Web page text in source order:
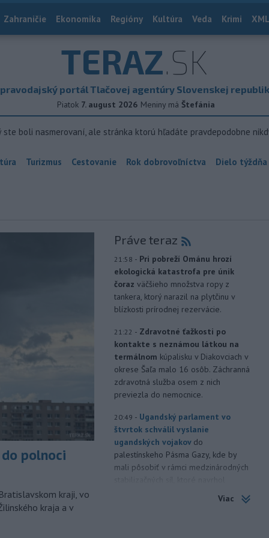
Zahraničie Ekonomika Regióny Kultúra Veda Krimi
TERAZ.SK
portál Tlačovej agentúry Slovenskej
Piatok 7. august 2026 Meniny má Štefánia
ste boli nasmerovaní, ale stránka ktorú hľadáte pravdepodobne
Turizmus Cestovanie Rok dobrovoľníctva Dielo týždňa
do polnoci
kraji, vo
kraja a v
Práve teraz
21:58 - Pri pobreží Ománu hrozí
ekologická katastrofa pre únik
čoraz väčšieho množstva ropy z
tankera, ktorý narazil na plytčinu v
blízkosti prírodnej rezervácie.
21:22 - Zdravotné ťažkosti po
kontakte s neznámou látkou na
termálnom kúpalisku v Diakovciach v
okrese Šaľa malo 16 osôb. Záchranná
zdravotná služba osem z nich
previezla do nemocnice.
20:49 - Ugandský parlament vo
štvrtok schválil vyslanie
ugandských vojakov do
palestínskeho Pásma Gazy, kde by
mali pôsobiť v rámci medzinárodných
Viac